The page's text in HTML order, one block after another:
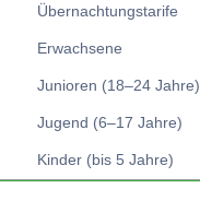
Übernachtungstarife
Erwachsene
Junioren (18–24 Jahre)
Jugend (6–17 Jahre)
Kinder (bis 5 Jahre)